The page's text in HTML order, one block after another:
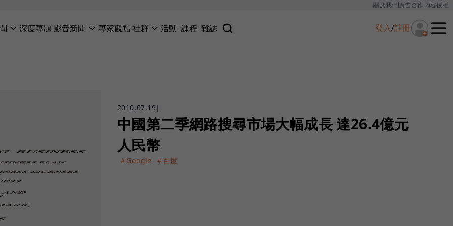
關於我們廣告合作內容授權
深度專題 影音新聞 專家觀點社群 活動 課程 雜誌 登入/註冊
2010.07.19 |
中國第二季網路搜尋市場大幅成長 達26.4億元
人民幣
＃Google ＃百度